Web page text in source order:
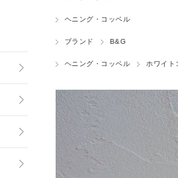
ヘニング・コッペル
ブランド B&G
ヘニング・コッペル ホワイト